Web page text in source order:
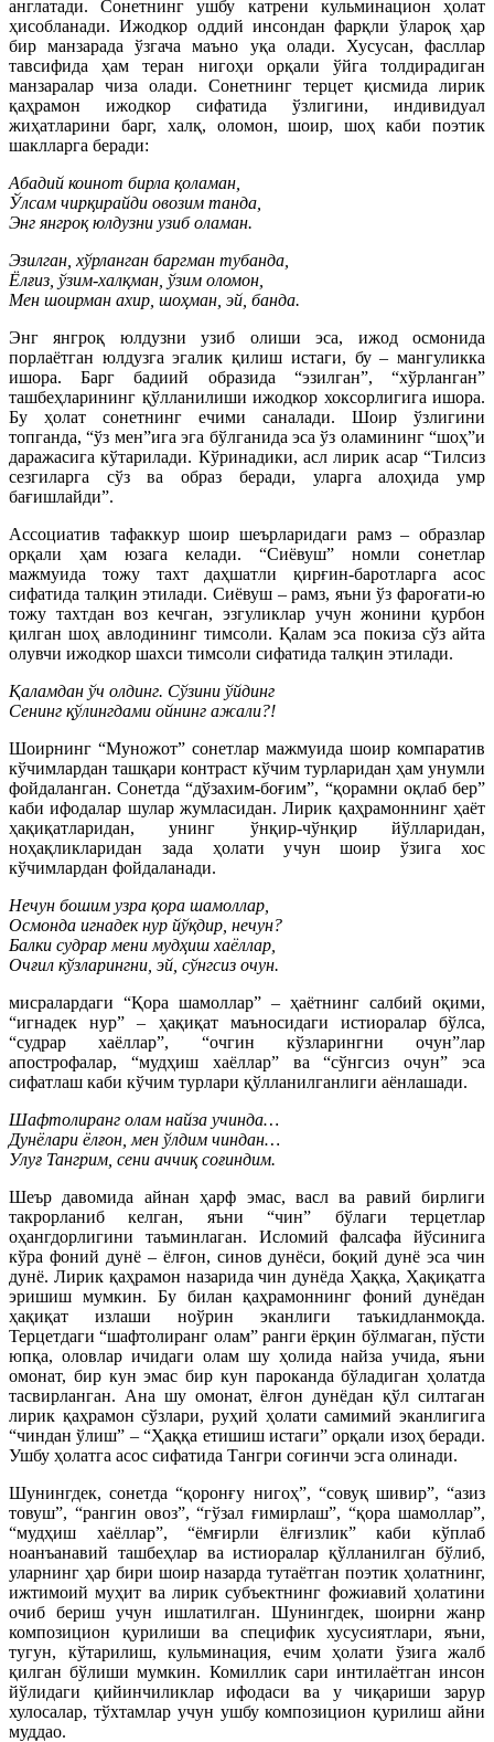
англатади. Сонетнинг ушбу катрени кульминацион ҳолат
ҳисобланади. Ижодкор оддий инсондан фарқли ўлароқ ҳар
бир манзарада ўзгача маъно уқа олади. Хусусан, фасллар
тавсифида ҳам теран нигоҳи орқали ўйга толдирадиган
манзаралар чиза олади. Сонетнинг терцет қисмида лирик
қаҳрамон ижодкор сифатида ўзлигини, индивидуал
жиҳатларини барг, халқ, оломон, шоир, шоҳ каби поэтик
шаклларга беради:
Абадий коинот бирла қоламан,
Ўлсам чирқирайди овозим танда,
Энг янгроқ юлдузни узиб оламан.
Эзилган, хўрланган баргман тубанда,
Ёлғиз, ўзим-халқман, ўзим оломон,
Мен шоирман ахир, шоҳман, эй, банда.
Энг янгроқ юлдузни узиб олиши эса, ижод осмонида
порлаётган юлдузга эгалик қилиш истаги, бу – мангуликка
ишора. Барг бадиий образида “эзилган”, “хўрланган”
ташбеҳларининг қўлланилиши ижодкор хоксорлигига ишора.
Бу ҳолат сонетнинг ечими саналади. Шоир ўзлигини
топганда, “ўз мен”ига эга бўлганида эса ўз оламининг “шоҳ”и
даражасига кўтарилади. Кўринадики, асл лирик асар “Тилсиз
сезгиларга сўз ва образ беради, уларга алоҳида умр
бағишлайди”.
Ассоциатив тафаккур шоир шеърларидаги рамз – образлар
орқали ҳам юзага келади. “Сиёвуш” номли сонетлар
мажмуида тожу тахт даҳшатли қирғин-баротларга асос
сифатида талқин этилади. Сиёвуш – рамз, яъни ўз фароғати-ю
тожу тахтдан воз кечган, эзгуликлар учун жонини қурбон
қилган шоҳ авлодининг тимсоли. Қалам эса покиза сўз айта
олувчи ижодкор шахси тимсоли сифатида талқин этилади.
Қаламдан ўч олдинг. Сўзини ўйдинг
Сенинг қўлингдами ойнинг ажали?!
Шоирнинг “Муножот” сонетлар мажмуида шоир компаратив
кўчимлардан ташқари контраст кўчим турларидан ҳам унумли
фойдаланган. Сонетда “дўзахим-боғим”, “қорамни оқлаб бер”
каби ифодалар шулар жумласидан. Лирик қаҳрамоннинг ҳаёт
ҳақиқатларидан, унинг ўнқир-чўнқир йўлларидан,
ноҳақликларидан зада ҳолати учун шоир ўзига хос
кўчимлардан фойдаланади.
Нечун бошим узра қора шамоллар,
Осмонда игнадек нур йўқдир, нечун?
Балки судрар мени мудҳиш хаёллар,
Очғил кўзларингни, эй, сўнгсиз очун.
мисралардаги “Қора шамоллар” – ҳаётнинг салбий оқими,
“игнадек нур” – ҳақиқат маъносидаги истиоралар бўлса,
“судрар хаёллар”, “очгин кўзларингни очун”лар
апострофалар, “мудҳиш хаёллар” ва “сўнгсиз очун” эса
сифатлаш каби кўчим турлари қўлланилганлиги аёнлашади.
Шафтолиранг олам найза учинда…
Дунёлари ёлғон, мен ўлдим чиндан…
Улуғ Тангрим, сени аччиқ соғиндим.
Шеър давомида айнан ҳарф эмас, васл ва равий бирлиги
такрорланиб келган, яъни “чин” бўлаги терцетлар
оҳангдорлигини таъминлаган. Исломий фалсафа йўсинига
кўра фоний дунё – ёлғон, синов дунёси, боқий дунё эса чин
дунё. Лирик қаҳрамон назарида чин дунёда Ҳаққа, Ҳақиқатга
эришиш мумкин. Бу билан қаҳрамоннинг фоний дунёдан
ҳақиқат излаши ноўрин эканлиги таъкидланмоқда.
Терцетдаги “шафтолиранг олам” ранги ёрқин бўлмаган, пўсти
юпқа, оловлар ичидаги олам шу ҳолида найза учида, яъни
омонат, бир кун эмас бир кун пароканда бўладиган ҳолатда
тасвирланган. Ана шу омонат, ёлғон дунёдан қўл силтаган
лирик қаҳрамон сўзлари, руҳий ҳолати самимий эканлигига
“чиндан ўлиш” – “Ҳаққа етишиш истаги” орқали изоҳ беради.
Ушбу ҳолатга асос сифатида Тангри соғинчи эсга олинади.
Шунингдек, сонетда “қоронғу нигоҳ”, “совуқ шивир”, “азиз
товуш”, “рангин овоз”, “гўзал ғимирлаш”, “қора шамоллар”,
“мудҳиш хаёллар”, “ёмғирли ёлғизлик” каби кўплаб
ноанъанавий ташбеҳлар ва истиоралар қўлланилган бўлиб,
уларнинг ҳар бири шоир назарда тутаётган поэтик ҳолатнинг,
ижтимоий муҳит ва лирик субъектнинг фожиавий ҳолатини
очиб бериш учун ишлатилган. Шунингдек, шоирни жанр
композицион қурилиши ва специфик хусусиятлари, яъни,
тугун, кўтарилиш, кульминация, ечим ҳолати ўзига жалб
қилган бўлиши мумкин. Комиллик сари интилаётган инсон
йўлидаги қийинчиликлар ифодаси ва у чиқариши зарур
хулосалар, тўхтамлар учун ушбу композицион қурилиш айни
муддао.